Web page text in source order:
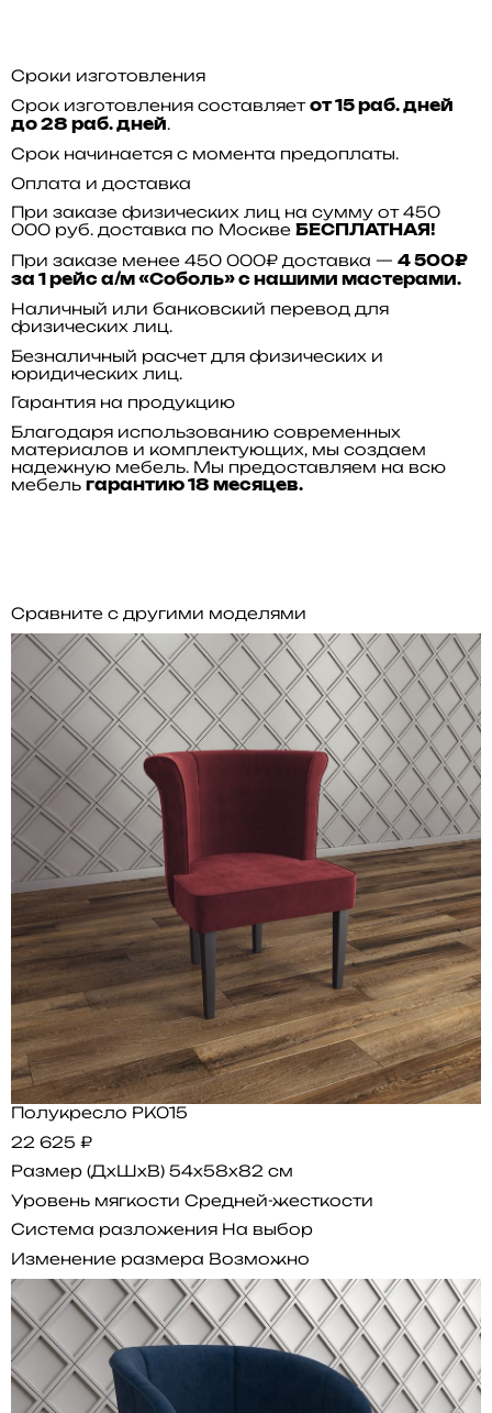
Сроки изготовления
Срок изготовления составляет от 15 раб. дней
до 28 раб. дней.
Срок начинается с момента предоплаты.
Оплата и доставка
При заказе физических лиц на сумму от 450
000 руб. доставка по Москве БЕСПЛАТНАЯ!
При заказе менее 450 000₽ доставка — 4 500₽
за 1 рейс а/м «Соболь» с нашими мастерами.
Наличный или банковский перевод для
физических лиц.
Безналичный расчет для физических и
юридических лиц.
Гарантия на продукцию
Благодаря использованию современных
материалов и комплектующих, мы создаем
надежную мебель. Мы предоставляем на всю
мебель гарантию 18 месяцев.
Сравните с другими моделями
Полукресло PK015
22 625 ₽
Размер (ДхШхВ) 54x58x82 см
Уровень мягкости Средней-жесткости
Система разложения На выбор
Изменение размера Возможно